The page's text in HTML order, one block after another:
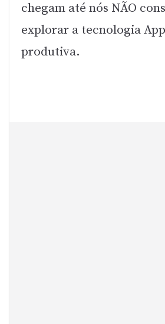
chegam até nós NÃO
explorar a tecnologia
produtiva.